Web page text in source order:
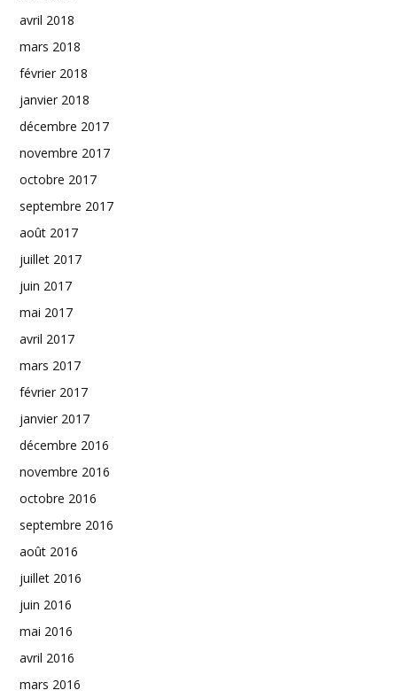
avril 2018
mars 2018
février 2018
janvier 2018
décembre 2017
novembre 2017
octobre 2017
septembre 2017
août 2017
juillet 2017
juin 2017
mai 2017
avril 2017
mars 2017
février 2017
janvier 2017
décembre 2016
novembre 2016
octobre 2016
septembre 2016
août 2016
juillet 2016
juin 2016
mai 2016
avril 2016
mars 2016